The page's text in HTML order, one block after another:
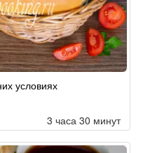
условиях
3 часа 30 минут